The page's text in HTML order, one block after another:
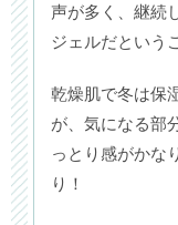
声が多く、継続
ジェルだという
乾燥肌で冬は保
が、気になる部
っとり感がかな
り！